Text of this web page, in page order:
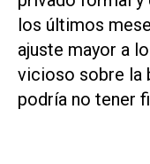
los últimos
ajuste mayor a
vicioso sobre la
podría no tener